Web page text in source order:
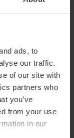
ads, to
our traffic.
of our site with
partners who
you’ve
from your use
in our